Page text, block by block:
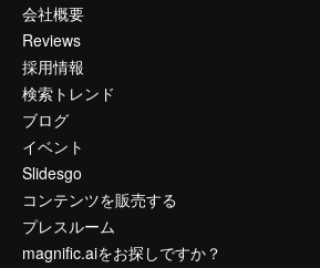
会社概要
Reviews
採用情報
検索トレンド
ブログ
イベント
Slidesgo
コンテンツを販売する
プレスルーム
magnific.aiをお探しですか？